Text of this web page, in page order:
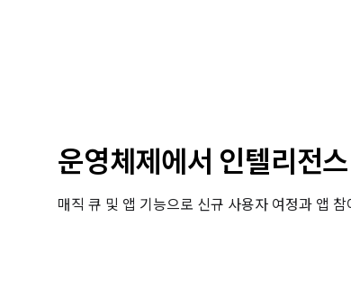
운영체제에서 인텔리전
매직 큐 및 앱 기능으로 신규 사용자 여정과 앱 참